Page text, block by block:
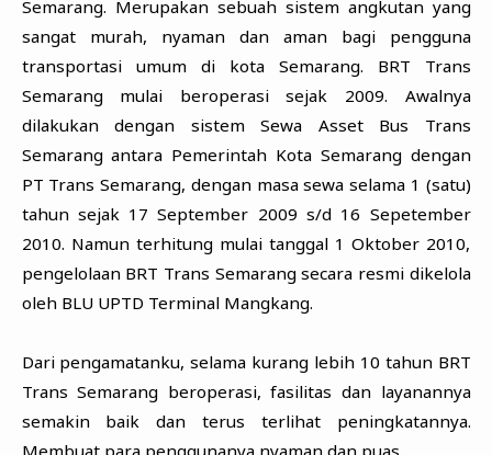
Semarang. Merupakan sebuah sistem angkutan yang
sangat murah, nyaman dan aman bagi pengguna
transportasi umum di kota Semarang. BRT Trans
Semarang mulai beroperasi sejak 2009. Awalnya
dilakukan dengan sistem Sewa Asset Bus Trans
Semarang antara Pemerintah Kota Semarang dengan
PT Trans Semarang, dengan masa sewa selama 1 (satu)
tahun sejak 17 September 2009 s/d 16 Sepetember
2010. Namun terhitung mulai tanggal 1 Oktober 2010,
pengelolaan BRT Trans Semarang secara resmi dikelola
oleh BLU UPTD Terminal Mangkang.
Dari pengamatanku, selama kurang lebih 10 tahun BRT
Trans Semarang beroperasi, fasilitas dan layanannya
semakin baik dan terus terlihat peningkatannya.